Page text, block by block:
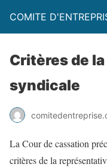
COMITE
Critères de
syndicale
La Cour de cassation
critères de la